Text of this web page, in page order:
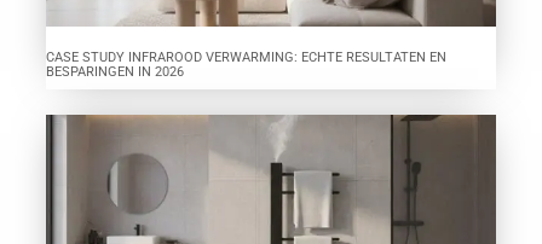
CASE STUDY INFRAROOD VERWARMING: ECHTE RESULTATEN EN
BESPARINGEN IN 2026